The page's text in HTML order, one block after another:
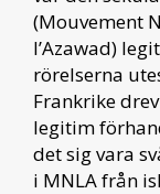
(Mouvement
l’Azawad)
rörelserna
Frankrike
legitim
det sig vara
i MNLA från